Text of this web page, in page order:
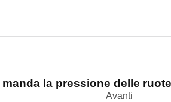
la pressione delle
Avanti